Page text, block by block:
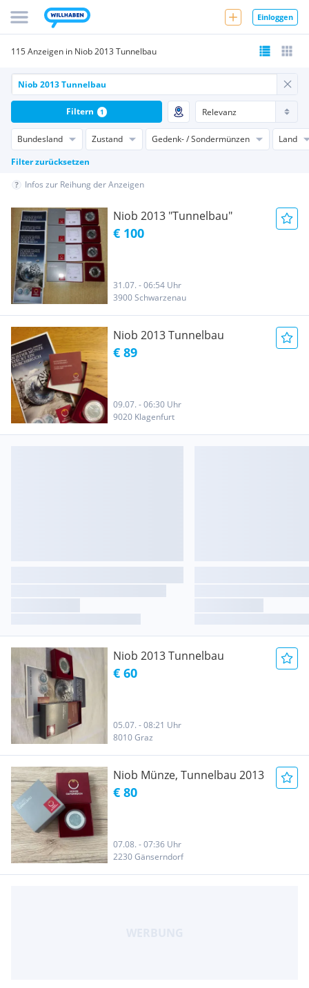
Einloggen
115 Anzeigen in Niob 2013 Tunnelbau
Bundesland Zustand Gedenk- / Sondermünzen
Land
Filter zurücksetzen
Filtern 1
Infos zur Reihung der Anzeigen
Niob 2013 "Tunnelbau"
€ 100
31.07. - 06:54 Uhr
3900 Schwarzenau
Niob 2013 Tunnelbau
€ 89
09.07. - 06:30 Uhr
9020 Klagenfurt
Niob 2013 Tunnelbau
€ 60
05.07. - 08:21 Uhr
8010 Graz
Niob Münze, Tunnelbau 2013
€ 80
07.08. - 07:36 Uhr
2230 Gänserndorf